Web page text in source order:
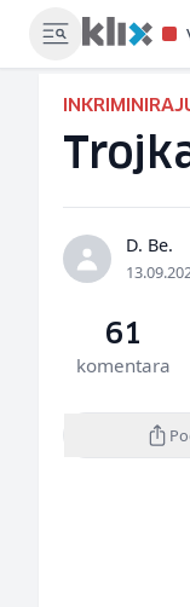
D. Be.
61
komentara